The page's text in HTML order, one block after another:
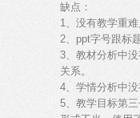
缺点：
1、没有教学重
2、ppt字号跟标
3、教材分析中
关系。
4、学情分析中没
5、教学目标第